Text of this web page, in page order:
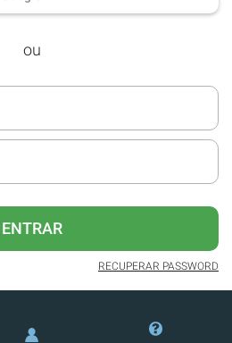
de 2016.
digital da SÁBADO
e não invasiva
de ler e/ou ouvir artigos.
em produtos,
desportivos e
ou
ENTRAR
RECUPERAR PASSWORD